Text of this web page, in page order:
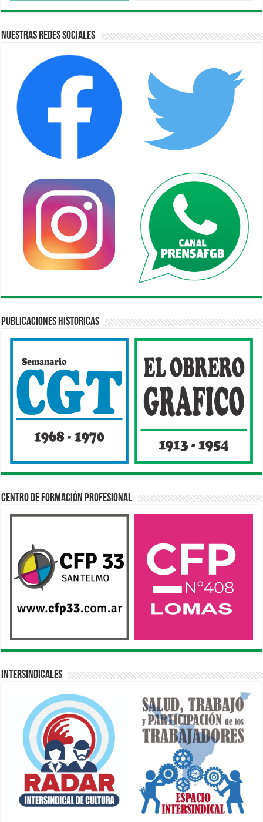
Nuestras Redes Sociales
Publicaciones Historicas
Centro de Formación Profesional
Intersindicales